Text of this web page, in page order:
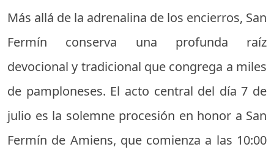
Más allá de la adrenalina de los encierros, San
Fermín conserva una profunda raíz
devocional y tradicional que congrega a miles
de pamploneses. El acto central del día 7 de
julio es la solemne procesión en honor a San
Fermín de Amiens, que comienza a las 10:00